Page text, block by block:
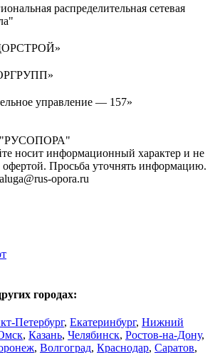
распределительная сетевая
управление — 157»
"РУСОПОРА"
носит информационный характер и не
офертой. Просьба уточнять информацию.
opora.ru
городах:
Петербург, Екатеринбург, Нижний
, Казань, Челябинск, Ростов-на-Дону,
, Волгоград, Краснодар, Саратов,